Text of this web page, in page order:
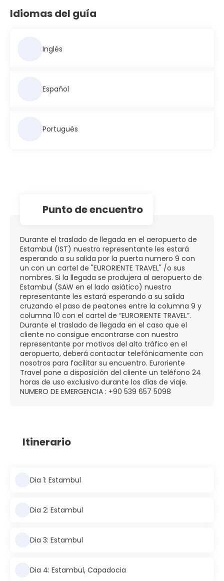
Idiomas del guía
Inglés
Español
Portugués
Punto de encuentro
Durante el traslado de llegada en el aeropuerto de
Estambul (IST) nuestro representante les estará
esperando a su salida por la puerta numero 9 con
un con un cartel de "EURORIENTE TRAVEL" /o sus
nombres. Si la llegada se produjera al aeropuerto de
Estambul (SAW en el lado asiático) nuestro
representante les estará esperando a su salida
cruzando el paso de peatones entre la columna 9 y
columna 10 con el cartel de “EURORIENTE TRAVEL”.
Durante el traslado de llegada en el caso que el
cliente no consigue encontrarse con nuestro
representante por motivos del alto tráfico en el
aeropuerto, deberá contactar telefónicamente con
nosotros para facilitar su encuentro. Euroriente
Travel pone a disposición del cliente un teléfono 24
horas de uso exclusivo durante los días de viaje.
NUMERO DE EMERGENCIA : +90 539 657 5098
Itinerario
Dia 1: Estambul
Dia 2: Estambul
Dia 3: Estambul
Dia 4: Estambul, Capadocia